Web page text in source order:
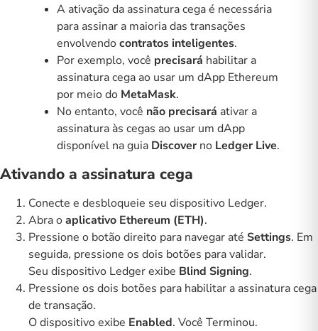
A ativação da assinatura cega é necessária
para assinar a maioria das transações
envolvendocontratos inteligentes.
Por exemplo, você precisará habilitar a
assinatura cega ao usar um dApp Ethereum
por meio do MetaMask.
No entanto, você não precisará ativar a
assinatura às cegas ao usar um dApp
disponível na guia Discover no Ledger Live.
Ativando a assinatura cega
Conecte e desbloqueie seu dispositivo Ledger.
Abra oaplicativo Ethereum (ETH).
Pressione o botão direito para navegar até Settings. Em
seguida, pressione os dois botões para validar.
Seu dispositivo Ledger exibe Blind Signing.
Pressione os dois botões para habilitar a assinatura cega
de transação.
O dispositivo exibe Enabled. Você Terminou.